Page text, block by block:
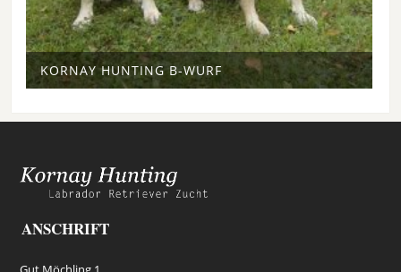
KORNAY HUNTING B-WURF
ANSCHRIFT